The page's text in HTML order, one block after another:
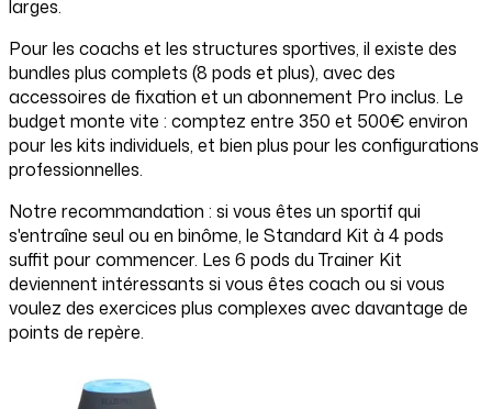
larges.
Pour les coachs et les structures sportives, il existe des
bundles plus complets (8 pods et plus), avec des
accessoires de fixation et un abonnement Pro inclus. Le
budget monte vite : comptez entre 350 et 500€ environ
pour les kits individuels, et bien plus pour les configurations
professionnelles.
Notre recommandation : si vous êtes un sportif qui
s'entraîne seul ou en binôme, le Standard Kit à 4 pods
suffit pour commencer. Les 6 pods du Trainer Kit
deviennent intéressants si vous êtes coach ou si vous
voulez des exercices plus complexes avec davantage de
points de repère.